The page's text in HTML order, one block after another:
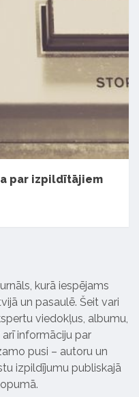
par izpildītājiem
kurā iespējams
un pasaulē. Šeit vari
viedokļus, albumu,
informāciju par
pusi – autoru un
izpildījumu publiskajā